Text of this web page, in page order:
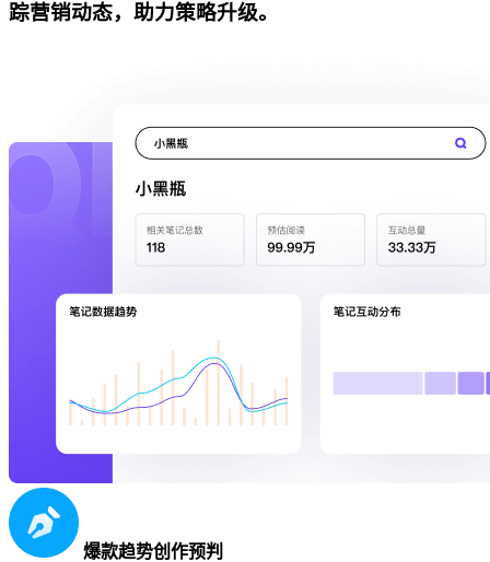
踪营销动态，助力策略升级。
爆款趋势创作预判